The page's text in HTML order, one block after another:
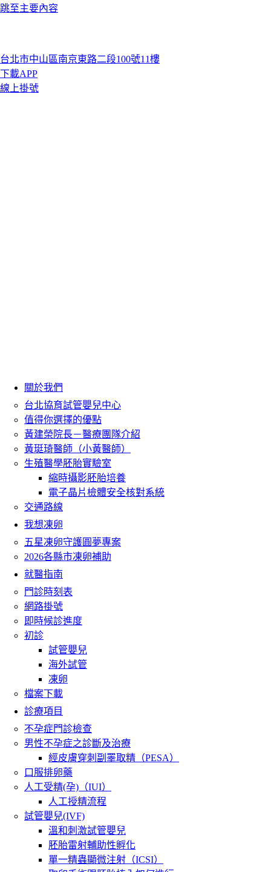
跳至主要內容
台北市中山區南京東路二段100號11樓
下載APP
線上掛號
關於我們
台北協育試管嬰兒中心
值得你選擇的優點
黃建榮院長－醫療團隊介紹
黃珽琦醫師（小黃醫師）
生殖醫學胚胎實驗室
縮時攝影胚胎培養
電子晶片檢體安全核對系統
交通路線
我想凍卵
五星凍卵守護圓夢專案
2026各縣市凍卵補助
就醫指南
門診時刻表
網路掛號
即時候診進度
初診
試管嬰兒
海外試管
凍卵
檔案下載
診療項目
不孕症門診檢查
男性不孕症之診斷及治療
經皮膚穿刺副睪取精（PESA）
口服排卵藥
人工受精(孕)（IUI）
人工授精流程
試管嬰兒(IVF)
溫和刺激試管嬰兒
胚胎雷射輔助性孵化
單一精蟲顯微注射（ICSI）